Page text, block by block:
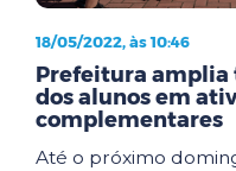
18/05/2022, às 10:46
Prefeitura amplia
dos alunos em
complementares
Até o próximo